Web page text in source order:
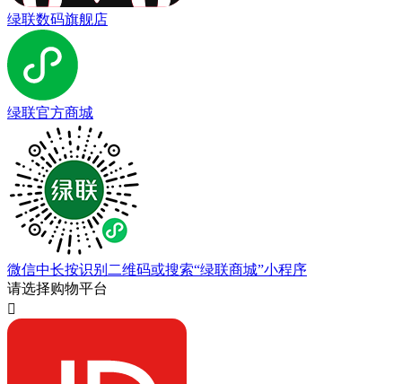
绿联数码旗舰店
绿联官方商城
微信中长按识别二维码或搜索“绿联商城”小程序
请选择购物平台
